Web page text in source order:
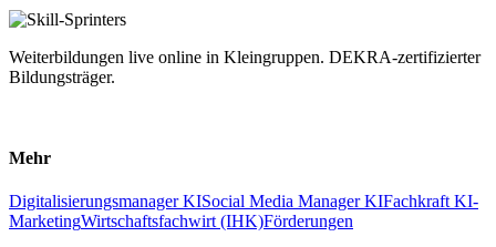
Weiterbildungen live online in Kleingruppen. DEKRA-zertifizierter
Bildungsträger.
Mehr
Digitalisierungsmanager KISocial Media Manager KIFachkraft KI-
MarketingWirtschaftsfachwirt (IHK)Förderungen